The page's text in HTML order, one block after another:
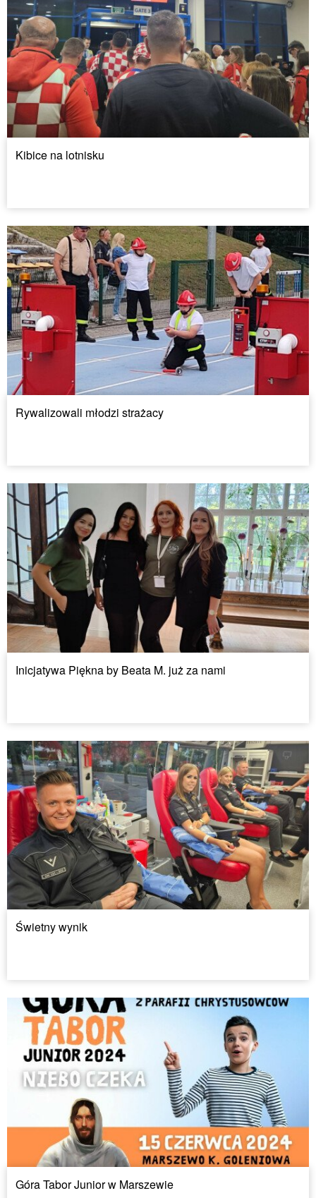
Kibice na lotnisku
Rywalizowali młodzi strażacy
Inicjatywa Piękna by Beata M. już za nami
Świetny wynik
Góra Tabor Junior w Marszewie